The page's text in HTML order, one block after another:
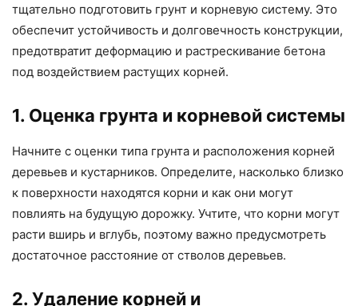
тщательно подготовить грунт и корневую систему. Это
обеспечит устойчивость и долговечность конструкции,
предотвратит деформацию и растрескивание бетона
под воздействием растущих корней.
1. Оценка грунта и корневой системы
Начните с оценки типа грунта и расположения корней
деревьев и кустарников. Определите, насколько близко
к поверхности находятся корни и как они могут
повлиять на будущую дорожку. Учтите, что корни могут
расти вширь и вглубь, поэтому важно предусмотреть
достаточное расстояние от стволов деревьев.
2. Удаление корней и